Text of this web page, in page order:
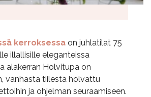
kerroksessa on juhlatilat 75
illallisille eleganteissa
alakerran Holvitupa on
vanhasta tiilestä holvattu
ja ohjelman seuraamiseen.